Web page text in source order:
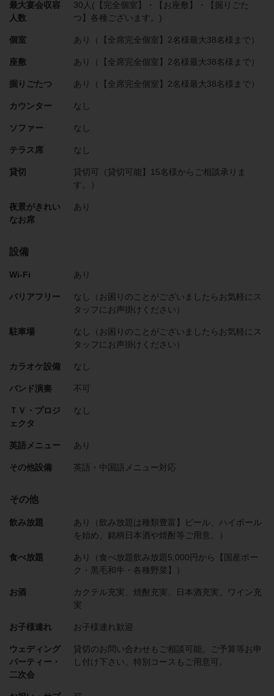
最大宴会収容
人数
30人(【完全個室】・【お座敷】・【掘りごた
つ】各種ございます。)
個室 あり（【全席完全個室】2名様最大38名様まで）
座敷 あり（【全席完全個室】2名様最大38名様まで）
掘りごたつ あり（【全席完全個室】2名様最大38名様まで）
カウンター なし
ソファー なし
テラス席 なし
貸切
貸切可（貸切可能】15名様からご相談承りま
す。）
夜景がきれい
なお席
あり
設備
Wi-Fi あり
バリアフリー
なし（お困りのことがございましたらお気軽にス
タッフにお声掛けください）
駐車場
なし（お困りのことがございましたらお気軽にス
タッフにお声掛けください）
カラオケ設備 なし
バンド演奏 不可
ＴＶ・プロジ
ェクタ
なし
英語メニュー あり
その他設備 英語・中国語メニュー対応
その他
飲み放題
あり（飲み放題は種類豊富】ビール、ハイボール
を始め、銘柄日本酒や焼酎等ご用意。）
食べ放題
あり（食べ放題飲み放題5,000円から【国産ポー
ク・黒毛和牛・各種野菜】）
お酒
カクテル充実、焼酎充実、日本酒充実、ワイン充
実
お子様連れ お子様連れ歓迎
ウェディング
パーティー・
二次会
貸切のお問い合わせもご相談可能。ご予算等お申
し付け下さい。特別コースもご用意可。